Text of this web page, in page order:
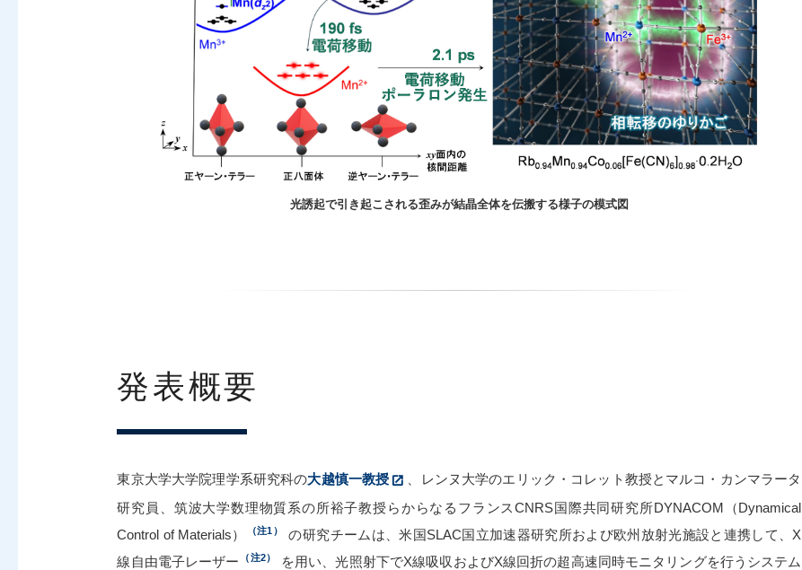
光誘起で引き起こされる歪みが結晶全体を伝搬する様子の模式図
発表概要
東京大学大学院理学系研究科の大越慎一教授
、レンヌ大学のエリック・コレット教授とマルコ・カンマラータ
研究員、筑波大学数理物質系の所裕子教授らからなるフランスCNRS国際共同研究所DYNACOM（Dynamical
Control of Materials）
（注1）
の研究チームは、米国SLAC国立加速器研究所および欧州放射光施設と連携して、X
線自由電子レーザー
（注2）
を用い、光照射下でX線吸収およびX線回折の超高速同時モニタリングを行うシステム